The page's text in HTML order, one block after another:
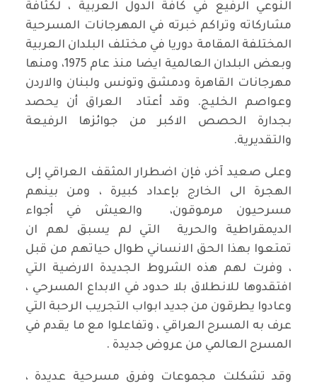
النوعي الرفيع في كافة الدول العربية ، لكثافة
مشاركاته وتراكم خبرته في المهرجانات المسرحية
المختلفة المقامة دوريا في مختلف البلدان العربية
وبعض البلدان العالمية ايضا منذ عام 1975، ومنها
مهرجانات القاهرة ودمشق وتونس ولبنان والاردن
وعواصم الخليج. وقد أعتاد العراق أن يحصد
بجدارة الحصص الاكبر من جوائزها الرفيعة
والتقديرية.
وعلى صعيد آخر، فإن اضطرار المثقف العراقي إلى
الهجرة الى الخارج بإعداد كبيرة ، ومن بينهم
مسرحيون مرموقون، والعيش في أجواء
الديمقراطية والحرية التي لم يسبق لهم ان
تمتعوا بهذا الحق الانساني طوال حياتهم من قبل
، وفرت لهم هذه الشروط الجديدة الارضية التي
افتقدوها للانطلاق بلا حدود في الابداع المسرحي ،
وعادوا يطرقون من جديد ابواب التجريب الرحبة التي
عرف به المسرح العراقي ، وتفاعلوا مع ما يقدم في
المسرح العالمي من عروض جديدة .
وقد تشكلت مجموعات وفرق مسرحية عديدة ،